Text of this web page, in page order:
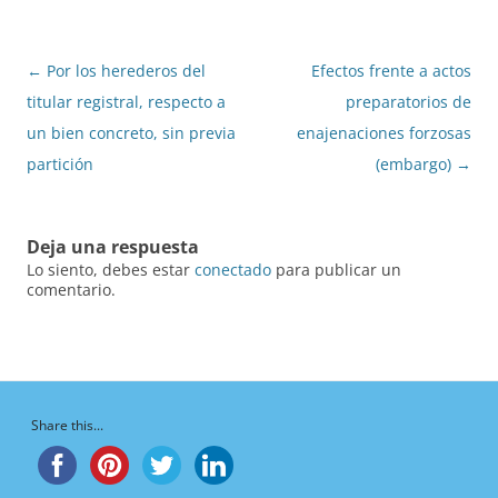
Navegación
de
entradas
← Por los herederos del
titular registral, respecto a
un bien concreto, sin previa
partición
Efectos frente a actos
preparatorios de
enajenaciones forzosas
(embargo) →
Deja una respuesta
Lo siento, debes estar conectado para publicar un
comentario.
Share this...